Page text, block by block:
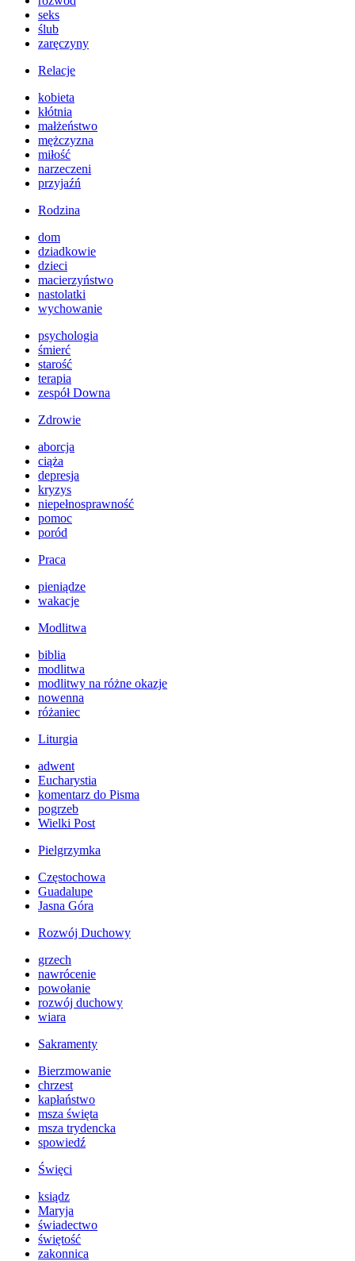
seks
ślub
zaręczyny
Relacje
kobieta
kłótnia
małżeństwo
mężczyzna
miłość
narzeczeni
przyjaźń
Rodzina
dom
dziadkowie
dzieci
macierzyństwo
nastolatki
wychowanie
psychologia
śmierć
starość
terapia
zespół Downa
Zdrowie
aborcja
ciąża
depresja
kryzys
niepełnosprawność
pomoc
poród
Praca
pieniądze
wakacje
Modlitwa
biblia
modlitwa
modlitwy na różne okazje
nowenna
różaniec
Liturgia
adwent
Eucharystia
komentarz do Pisma
pogrzeb
Wielki Post
Pielgrzymka
Częstochowa
Guadalupe
Jasna Góra
Rozwój Duchowy
grzech
nawrócenie
powołanie
rozwój duchowy
wiara
Sakramenty
Bierzmowanie
chrzest
kapłaństwo
msza święta
msza trydencka
spowiedź
Święci
ksiądz
Maryja
świadectwo
świętość
zakonnica